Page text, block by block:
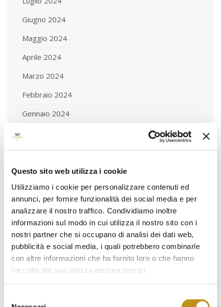
Questo sito web utilizza i cookie
Utilizziamo i cookie per personalizzare contenuti ed
annunci, per fornire funzionalità dei social media e per
analizzare il nostro traffico. Condividiamo inoltre
informazioni sul modo in cui utilizza il nostro sito con i
nostri partner che si occupano di analisi dei dati web,
pubblicità e social media, i quali potrebbero combinarle
con altre informazioni che ha fornito loro o che hanno
raccolto dal suo utilizzo dei loro servizi.
Giugno 2024
Maggio 2024
Aprile 2024
Marzo 2024
Febbraio 2024
Gennaio 2024
Novembre 2023
Ottobre 2023
Settembre 2023
Agosto 2023
Luglio 2023
Giugno 2023
Maggio 2023
Marzo 2023